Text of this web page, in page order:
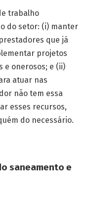
trabalho
do setor: (i) manter
que já
projetos
e onerosos; e (ii)
atuar nas
não tem essa
esses recursos,
do necessário.
saneamento e